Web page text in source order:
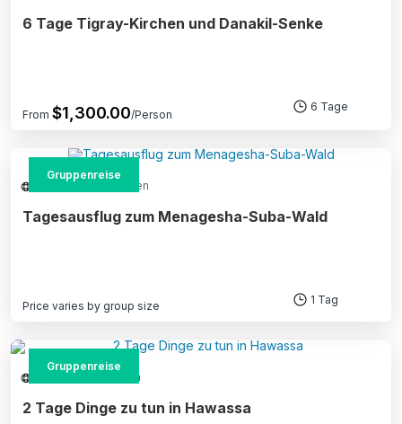
6 Tage Tigray-Kirchen und Danakil-Senke
From$1,300.00/Person
6 Tage
Der Gruppe beitreten
Tagesausflug zum Menagesha-Suba-Wald
Gruppenreise
Price varies by group size 1 Tag
Produkt
weist
Die
Optionen
Südliches Äthiopien
2 Tage Dinge zu tun in Hawassa
Gruppenreise